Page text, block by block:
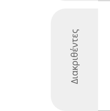
Διακριθέντες